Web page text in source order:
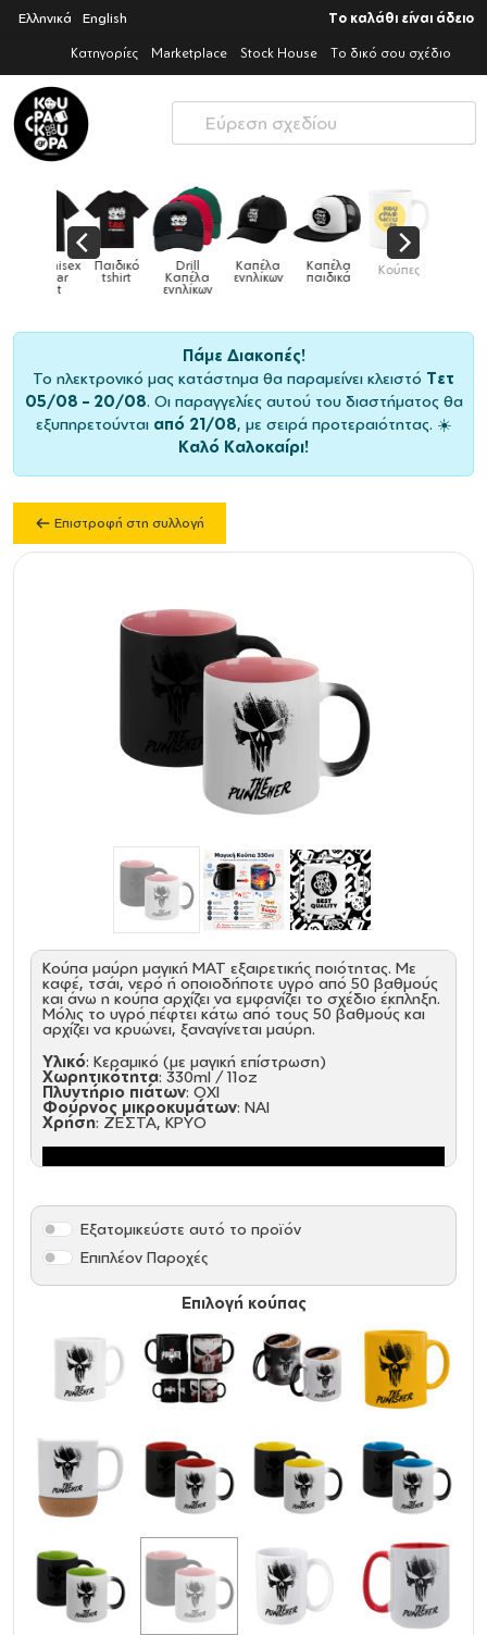
Ελληνικά English Το καλάθι είναι άδειο
Κατηγορίες Marketplace Stock House Το δικό σου σχέδιο
Drill
Καπέλα
Καπέλα
ενηλίκων
Καπέλα
παιδικά Κούπες Κούπες
ειδικές
Πάμε Διακοπές!
Το ηλεκτρονικό μας κατάστημα θα παραμείνει κλειστό Τετ
05/08 – 20/08. Οι παραγγελίες αυτού του διαστήματος θα
εξυπηρετούνται από 21/08, με σειρά προτεραιότητας. ☀️
Καλό Καλοκαίρι!
Επιστροφή στη συλλογή
Κούπα μαύρη μαγική ΜΑΤ εξαιρετικής ποιότητας. Με
καφέ, τσάι, νερό ή οποιοδήποτε υγρό από 50 βαθμούς
και άνω η κούπα αρχίζει να εμφανίζει το σχέδιο έκπληξη.
Μόλις το υγρό πέφτει κάτω από τους 50 βαθμούς και
αρχίζει να κρυώνει, ξαναγίνεται μαύρη.
Υλικό: Κεραμικό (με μαγική επίστρωση)
Χωρητικότητα: 330ml / 11oz
Πλυντήριο πιάτων: ΟΧΙ
Φούρνος μικροκυμάτων: ΝΑΙ
Χρήση: ΖΕΣΤΑ, ΚΡΥΟ
Επιλογή κούπας
Εξατομικεύστε αυτό το προϊόν
Επιπλέον Παροχές